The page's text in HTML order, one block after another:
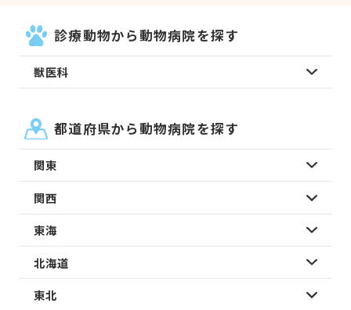
診療動物から動物病院を探す
獣医科
都道府県から動物病院を探す
関東
関西
東海
北海道
東北